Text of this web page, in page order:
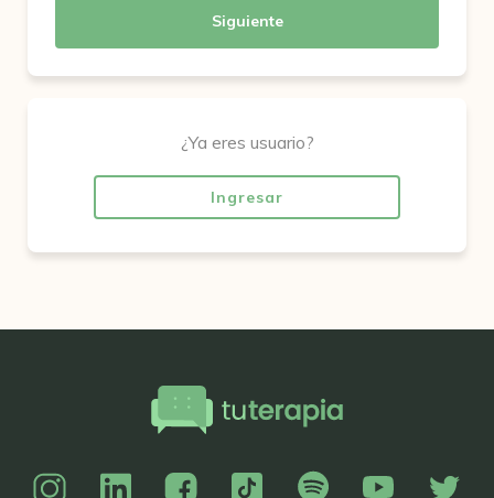
Siguiente
¿Ya eres usuario?
Ingresar